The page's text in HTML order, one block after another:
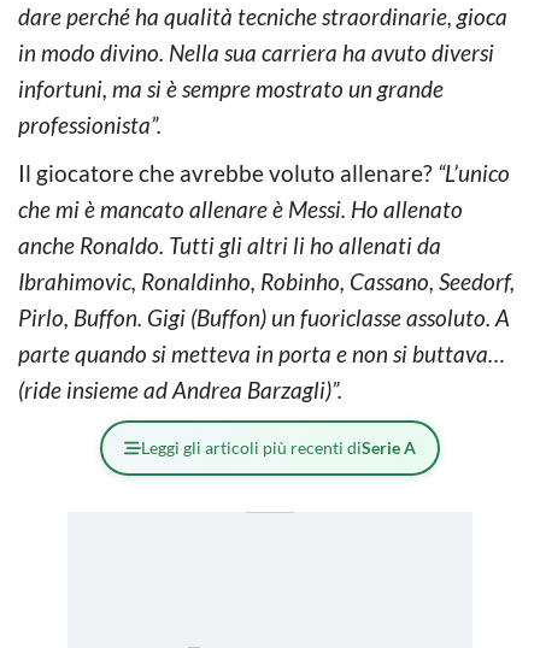
dare perché ha qualità tecniche straordinarie, gioca
in modo divino. Nella sua carriera ha avuto diversi
infortuni, ma si è sempre mostrato un grande
professionista”.
Il giocatore che avrebbe voluto allenare? “L’unico
che mi è mancato allenare è Messi. Ho allenato
anche Ronaldo. Tutti gli altri li ho allenati da
Ibrahimovic, Ronaldinho, Robinho, Cassano, Seedorf,
Pirlo, Buffon. Gigi (Buffon) un fuoriclasse assoluto. A
parte quando si metteva in porta e non si buttava…
(ride insieme ad Andrea Barzagli)”.
Leggi gli articoli più recenti diSerie A